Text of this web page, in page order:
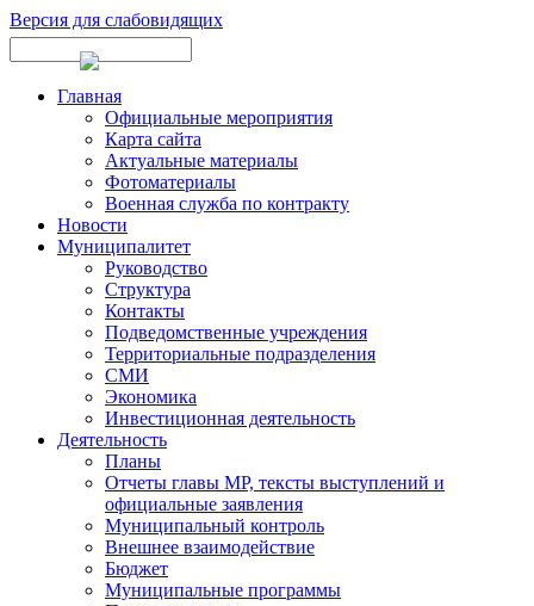
Версия для слабовидящих
Главная
Официальные мероприятия
Карта сайта
Актуальные материалы
Фотоматериалы
Военная служба по контракту
Новости
Муниципалитет
Руководство
Структура
Контакты
Подведомственные учреждения
Территориальные подразделения
СМИ
Экономика
Инвестиционная деятельность
Деятельность
Планы
Отчеты главы МР, тексты выступлений и
официальные заявления
Муниципальный контроль
Внешнее взаимодействие
Бюджет
Муниципальные программы